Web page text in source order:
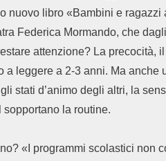
nuovo libro «Bambini e
Federica Mormando, che
attenzione? La precocità,
a leggere a 2-3 anni. Ma
stati d’animo degli altri, la
la routine.
«I programmi scolastici non